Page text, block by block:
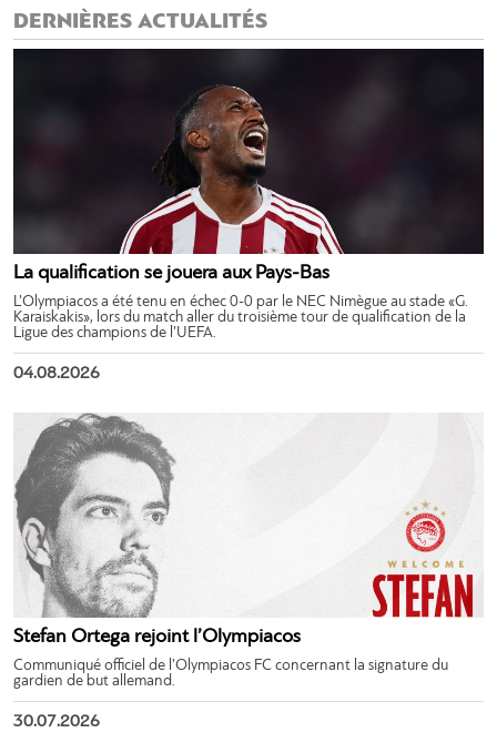
DERNIÈRES ACTUALITÉS
La qualification se jouera aux Pays-Bas
L’Olympiacos a été tenu en échec 0-0 par le NEC Nimègue au stade «G.
Karaiskakis», lors du match aller du troisième tour de qualification de la
Ligue des champions de l’UEFA.
04.08.2026
Stefan Ortega rejoint l’Olympiacos
Communiqué officiel de l’Olympiacos FC concernant la signature du
gardien de but allemand.
30.07.2026